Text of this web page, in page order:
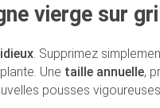
vierge sur
. Supprimez
Une taille annuelle,
pousses